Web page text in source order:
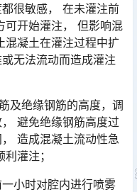
很敏感， 在未灌注前
可开始灌注， 但影响混
混凝土在灌注过程中扩
无法流动而造成灌注
及绝缘钢筋的高度，调
避免绝缘钢筋高度过
造成混凝土流动性急
灌注；󠅅󠅃󠄵󠅂󠄪󠇖󠆨󠆨󠇕󠆞󠆒󠅬󠇘󠆭󠆘󠇙󠆝󠅵󠇗󠆭󠆁󠄐󠇗󠅹󠅸󠇖󠆍󠅳󠇖󠅹󠅰󠇖󠆌󠅹
小时对腔内进行喷雾